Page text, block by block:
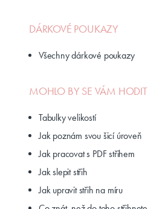
DÁRKOVÉ POUKAZY
Všechny dárkové poukazy
MOHLO BY SE VÁM HODIT
Tabulky velikostí
Jak poznám svou šicí úroveň
Jak pracovat s PDF střihem
Jak slepit střih
Jak upravit střih na míru